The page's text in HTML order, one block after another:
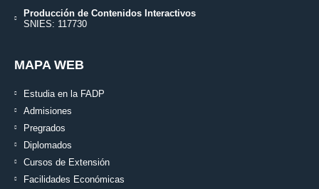
Producción de Contenidos Interactivos
SNIES: 117730
MAPA WEB
Estudia en la FADP
Admisiones
Pregrados
Diplomados
Cursos de Extensión
Facilidades Económicas